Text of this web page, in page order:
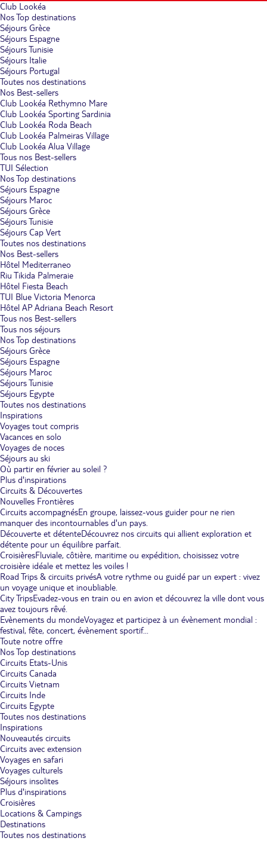
Club Lookéa
Nos Top destinations
Séjours Grèce
Séjours Espagne
Séjours Tunisie
Séjours Italie
Séjours Portugal
Toutes nos destinations
Nos Best-sellers
Club Lookéa Rethymno Mare
Club Lookéa Sporting Sardinia
Club Lookéa Roda Beach
Club Lookéa Palmeiras Village
Club Lookéa Alua Village
Tous nos Best-sellers
TUI Sélection
Nos Top destinations
Séjours Espagne
Séjours Maroc
Séjours Grèce
Séjours Tunisie
Séjours Cap Vert
Toutes nos destinations
Nos Best-sellers
Hôtel Mediterraneo
Riu Tikida Palmeraie
Hôtel Fiesta Beach
TUI Blue Victoria Menorca
Hôtel AP Adriana Beach Resort
Tous nos Best-sellers
Tous nos séjours
Nos Top destinations
Séjours Grèce
Séjours Espagne
Séjours Maroc
Séjours Tunisie
Séjours Egypte
Toutes nos destinations
Inspirations
Voyages tout compris
Vacances en solo
Voyages de noces
Séjours au ski
Où partir en février au soleil ?
Plus d'inspirations
Circuits & Découvertes
Nouvelles Frontières
Circuits accompagnésEn groupe, laissez-vous guider pour ne rien
manquer des incontournables d'un pays.
Découverte et détenteDécouvrez nos circuits qui allient exploration et
détente pour un équilibre parfait.
CroisièresFluviale, côtière, maritime ou expédition, choisissez votre
croisière idéale et mettez les voiles !
Road Trips & circuits privésA votre rythme ou guidé par un expert : vivez
un voyage unique et inoubliable.
City TripsEvadez-vous en train ou en avion et découvrez la ville dont vous
avez toujours rêvé.
Evènements du mondeVoyagez et participez à un évènement mondial :
festival, fête, concert, évènement sportif...
Toute notre offre
Nos Top destinations
Circuits Etats-Unis
Circuits Canada
Circuits Vietnam
Circuits Inde
Circuits Egypte
Toutes nos destinations
Inspirations
Nouveautés circuits
Circuits avec extension
Voyages en safari
Voyages culturels
Séjours insolites
Plus d'inspirations
Croisières
Locations & Campings
Destinations
Toutes nos destinations